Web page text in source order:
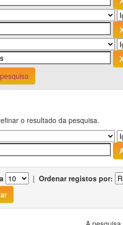
o resultado da pesquisa.
| Ordenar registos por: